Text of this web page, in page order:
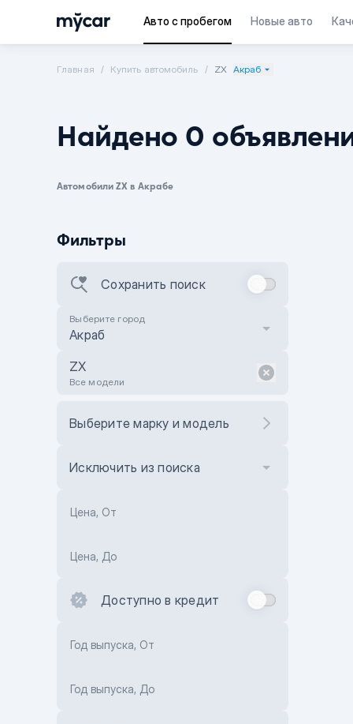
Авто с пробегом Новые авто
Главная Купить автомобиль ZX Акраб
Найдено 0
Автомобили ZX в Акрабе
Фильтры
Сохранить поиск
Выберите город
Акраб
ZX
Все модели
Выберите марку и модель
Исключить из поиска
Цена, От
Цена, До
Доступно в кредит
Год выпуска, От
Год выпуска, До